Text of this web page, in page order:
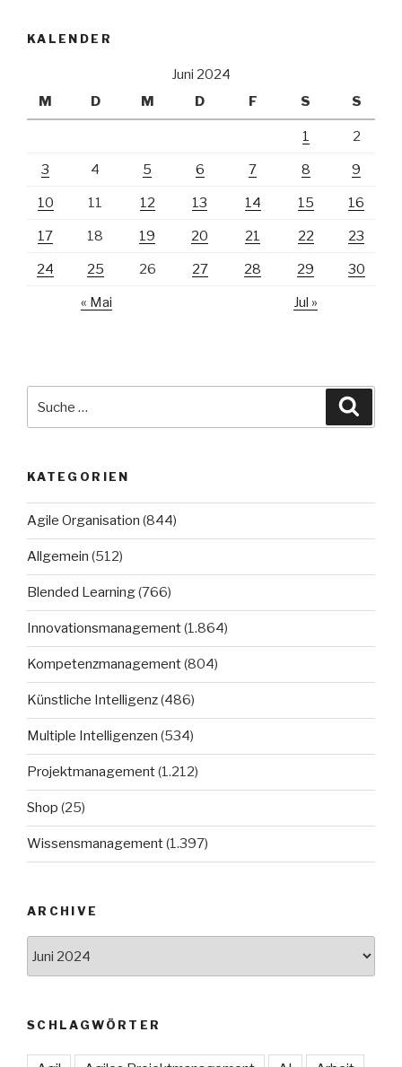
KALENDER
Juni 2024
M
D M D F S S
1 2
3 4 5 6 7 8 9
10 11 12 13 14 15 16
17 18 19 20 21 22 23
24 25 26 27 28 29 30
« Mai Jul »
nach:
KATEGORIEN
Agile Organisation (844)
Allgemein (512)
Blended Learning(766)
Innovationsmanagement(1.864)
Kompetenzmanagement(804)
Künstliche Intelligenz(486)
Multiple Intelligenzen (534)
Projektmanagement(1.212)
Shop (25)
Wissensmanagement(1.397)
ARCHIVE
SCHLAGWÖRTER